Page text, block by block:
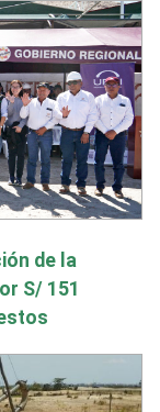
de la
S/ 151